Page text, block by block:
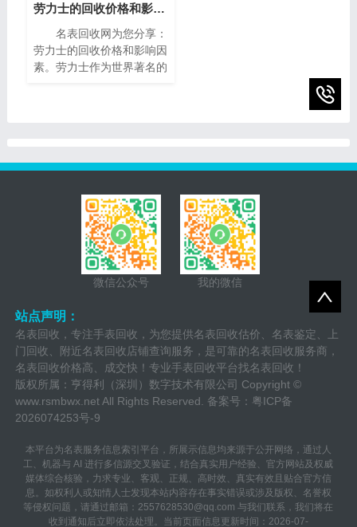
价。
劳力士的回收价格和影响因素(影响劳力士回收价格的因素)
名表回收网为您分享：
劳力士的回收价格和影响因
素。劳力士作为世界著名的
微信公众号 我的微信
站点声明：
名表回收，专注手表回收，为您提供名表回收估价、名表鉴定、上
门回收、附近名表回收店铺查询服务，是可靠的名表回收服务商，
名表回收价格高、成交快！专业手表回收平台找名表回收！
版权所属：亨得利（深圳）数字技术有限公司 Copyright ©
www.rsmbwx.netAll Rights Reserved. 备案号： 粤ICP备
2026074253号-9
本平台为名表服务信息索引平台，所展示信息均来源于公开网络，通过人
工、机器与 AI 进行多信源交叉验证，结合真实用户经验、官方网站及权威
媒体综合核验，力求专业、客观、正规、高时效、真实有效且贴合官方信
息。如权利人或知情人士发现本站内容存在事实错误或涉及版权、名誉权
等侵权问题，请通过邮箱：2557628530@qq.com 与我们联系，我们将在
收到通知后立即依法处理。当前页面信息更新时间：2026-07-